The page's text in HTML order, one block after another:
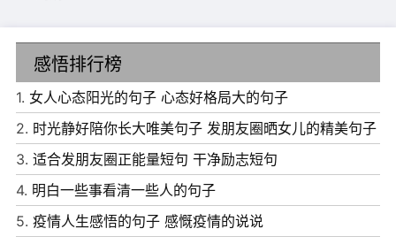
6、时间，会沉淀最真的情感;风雨，会考验最暖的陪伴。走
远的，只是过眼云烟;留下的，才是值得珍惜的情缘。来得
热烈，未必守得长久;爱得平淡，未必无情无义。眼睛看到
的许是假象，心的感受才最真实。时间会告诉我们，简单的
喜欢，最长远;平凡中的陪伴，最心安。
7、虽然有些朋友很平凡，但很真诚，这种友情的情份比金
感悟排行榜
1. 女人心态阳光的句子 心态好格局大的句子
2. 时光静好陪你长大唯美句子 发朋友圈晒女儿的精美句子
3. 适合发朋友圈正能量短句 干净励志短句
4. 明白一些事看清一些人的句子
5. 疫情人生感悟的句子 感慨疫情的说说